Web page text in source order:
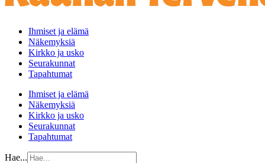
Ihmiset ja elämä
Näkemyksiä
Kirkko ja usko
Seurakunnat
Tapahtumat
Ihmiset ja elämä
Näkemyksiä
Kirkko ja usko
Seurakunnat
Tapahtumat
Hae...